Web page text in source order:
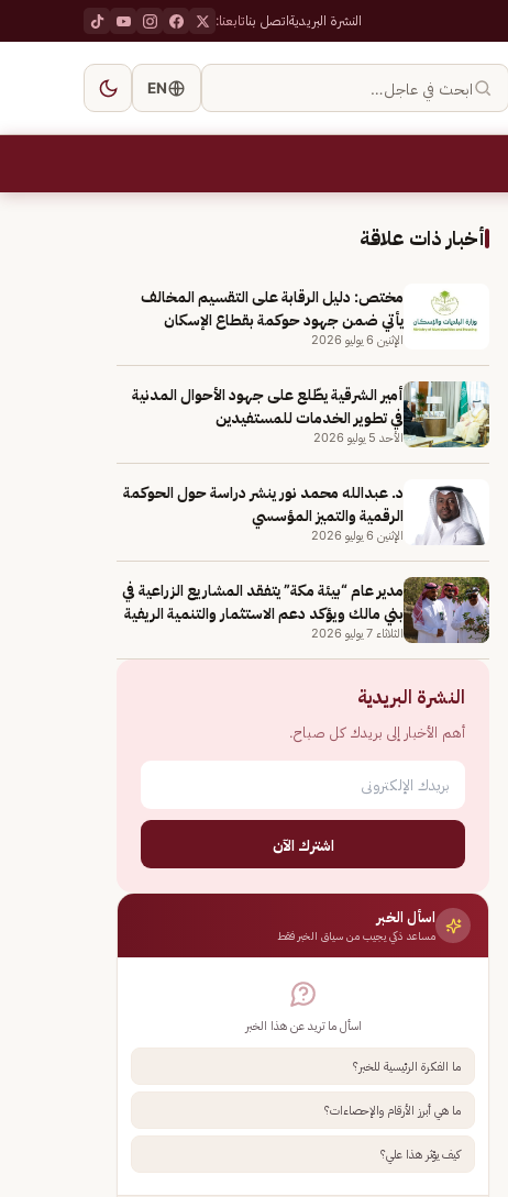
النشرة البريديةاتصل بناتابعنا:
ابحث في عاجل… EN
أخبار ذات علاقة
مختص: دليل الرقابة على التقسيم المخالف
يأتي ضمن جهود حوكمة بقطاع الإسكان
الإثنين 6 يوليو 2026
أمير الشرقية يطّلع على جهود الأحوال المدنية
في تطوير الخدمات للمستفيدين
الأحد 5 يوليو 2026
د. عبدالله محمد نور ينشر دراسة حول الحوكمة
الرقمية والتميز المؤسسي
الإثنين 6 يوليو 2026
مدير عام “بيئة مكة” يتفقد المشاريع الزراعية في
بني مالك ويؤكد دعم الاستثمار والتنمية الريفية
الثلاثاء 7 يوليو 2026
النشرة البريدية
أهم الأخبار إلى بريدك كل صباح.
اشترك الآن
اسأل الخبر
مساعد ذكي يجيب من سياق الخبر فقط
اسأل ما تريد عن هذا الخبر
ما الفكرة الرئيسية للخبر؟
ما هي أبرز الأرقام والإحصاءات؟
كيف يؤثر هذا علي؟